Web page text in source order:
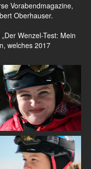
Vorabendmagazine,
Oberhauser.
Wenzel-Test: Mein
welches 2017